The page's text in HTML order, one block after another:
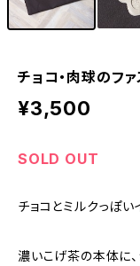
チョコ・肉球のフ
¥3,500
SOLD OUT
チョコとミルクっぽい
濃いこげ茶の本体に